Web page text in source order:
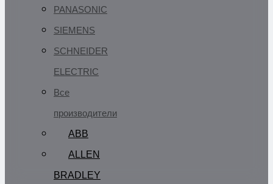
PANASONIC
SIEMENS
SCHNEIDER
ELECTRIC
Все
производители
ABB
ALLEN
BRADLEY